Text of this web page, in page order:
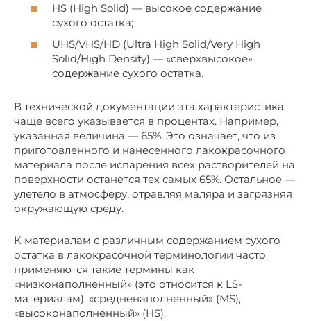
HS (High Solid) — высокое содержание
сухого остатка;
UHS/VHS/HD (Ultra High Solid/Very High
Solid/High Density) — «сверхвысокое»
содержание сухого остатка.
В технической документации эта характеристика
чаще всего указывается в процентах. Например,
указанная величина — 65%. Это означает, что из
приготовленного и нанесенного лакокрасочного
материала после испарения всех растворителей на
поверхности останется тех самых 65%. Остальное —
улетело в атмосферу, отравляя маляра и загрязняя
окружающую среду.
К материалам с различным содержанием сухого
остатка в лакокрасочной терминологии часто
применяются такие термины как
«низконаполненный» (это относится к LS-
материалам), «средненаполненный» (MS),
«высоконаполненный» (HS).